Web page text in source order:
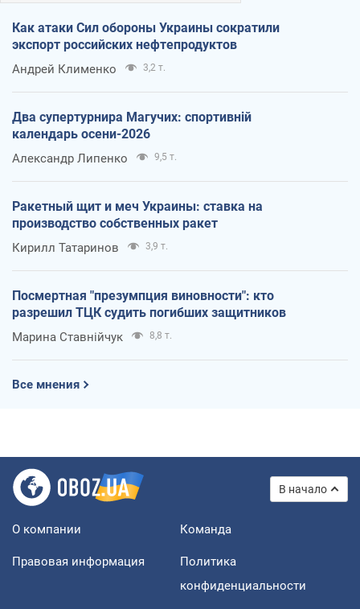
Как атаки Сил обороны Украины сократили
экспорт российских нефтепродуктов
Андрей Клименко 3,2 т.
Два супертурнира Магучих: спортивній
календарь осени-2026
Александр Липенко 9,5 т.
Ракетный щит и меч Украины: ставка на
производство собственных ракет
Кирилл Татаринов 3,9 т.
Посмертная "презумпция виновности": кто
разрешил ТЦК судить погибших защитников
Марина Ставнійчук 8,8 т.
Все мнения
В начало
О компании Команда
Правовая информация
Политика
конфиденциальности